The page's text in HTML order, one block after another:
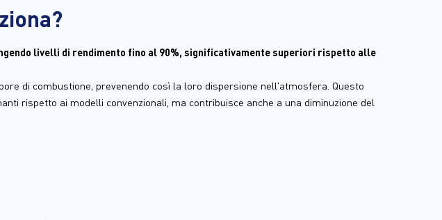
livelli di rendimento fino al 90%, significativamente superiori rispetto alle
di combustione, prevenendo così la loro dispersione nell'atmosfera. Questo
rispetto ai modelli convenzionali, ma contribuisce anche a una diminuzione del